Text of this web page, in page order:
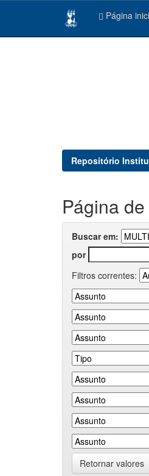
Página
Repositório
Página
Buscar em:
por
Filtros correntes:
Retornar valores